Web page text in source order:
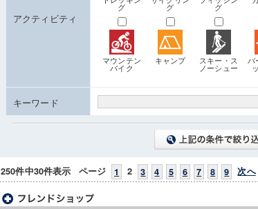
アクティビティ
グ グ グ
マウンテン
バイク
キャンプ スキー・ス
ノーシュー
バ
キーワード
250件中30件表示 ページ 1 2 3 4 5 6 7 8 9 次へ